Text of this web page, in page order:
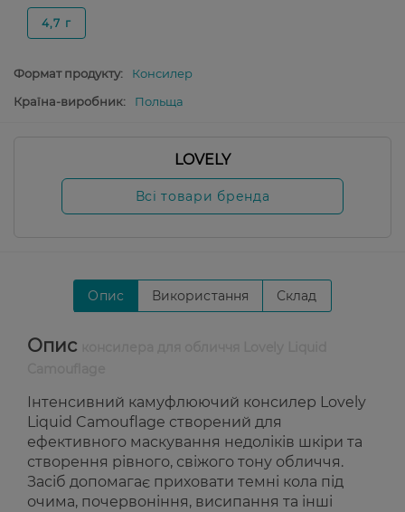
4,7 г
Формат продукту:
Консилер
Країна-виробник:
Польща
LOVELY
Всі товари бренда
Опис Використання Склад
Опис
Інтенсивний камуфлюючий консилер Lovely
Liquid Camouflage створений для
ефективного маскування недоліків шкіри та
створення рівного, свіжого тону обличчя.
Засіб допомагає приховати темні кола під
очима, почервоніння, висипання та інші